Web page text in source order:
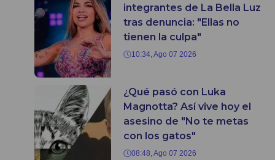
integrantes de La Bella Luz
tras denuncia: "Ellas no
tienen la culpa"
10:34, Ago 07 2026
¿Qué pasó con Luka
Magnotta? Así vive hoy el
asesino de "No te metas
con los gatos"
08:48, Ago 07 2026